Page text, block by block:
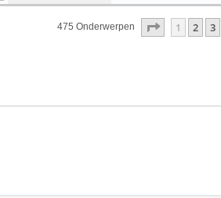
475 Onderwerpen Pagina1 Van
1 2 3